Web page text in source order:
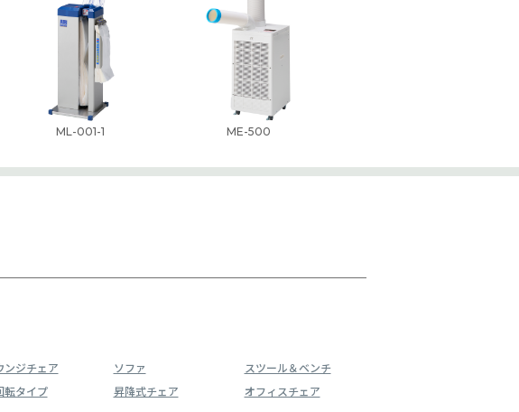
ML-001-1 ME-500
ンジチェア ソファ
スツール＆ベンチ
転タイプ 昇降式チェア
オフィスチェア